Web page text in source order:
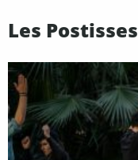
Les Postisses